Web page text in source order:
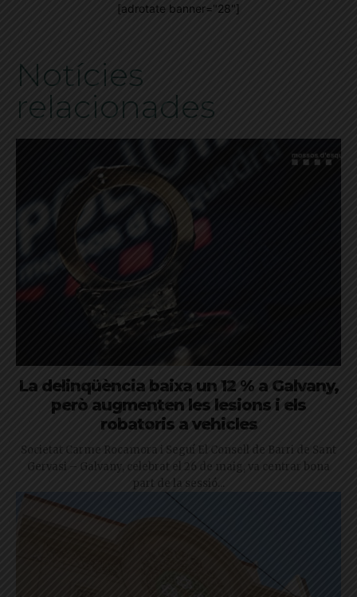
[adrotate banner="28"]
Notícies
relacionades
La delinqüència baixa un 12 % a Galvany,
però augmenten les lesions i els
robatoris a vehicles
Societat Carme Rocamora i Seguí El Consell de Barri de Sant
Gervasi – Galvany, celebrat el 26 de maig, va centrar bona
part de la sessió...